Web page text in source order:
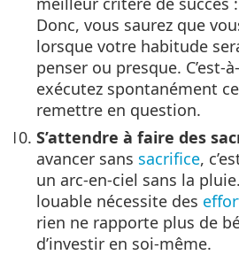
Donc, vous saurez que
lorsque votre habitude
penser ou presque. C’est-
exécutez spontanément
remettre en question.
S’attendre à faire des
avancer sans sacrifice,
un arc-en-ciel sans la
louable nécessite des
rien ne rapporte plus de
d’investir en soi-même.